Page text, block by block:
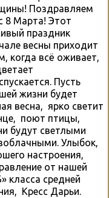
Поздравляем
8 Марта! Этот
праздник
весны приходит
когда всё оживает,
Пусть
жизни будет
весна, ярко светит
поют птицы,
будут светлыми
Улыбок,
настроения,
от нашей
класса средней
Кресс Дарьи.